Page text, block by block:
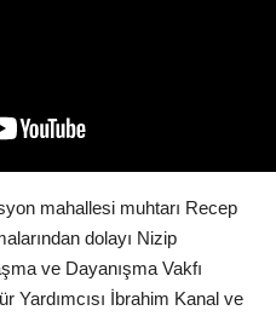
mahallesi muhtarı Recep
dolayı Nizip
ve Dayanışma Vakfı
Yardımcısı İbrahim Kanal ve